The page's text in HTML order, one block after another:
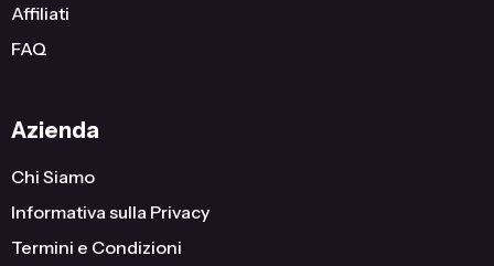
Affiliati
FAQ
Azienda
Chi Siamo
Informativa sulla Privacy
Termini e Condizioni